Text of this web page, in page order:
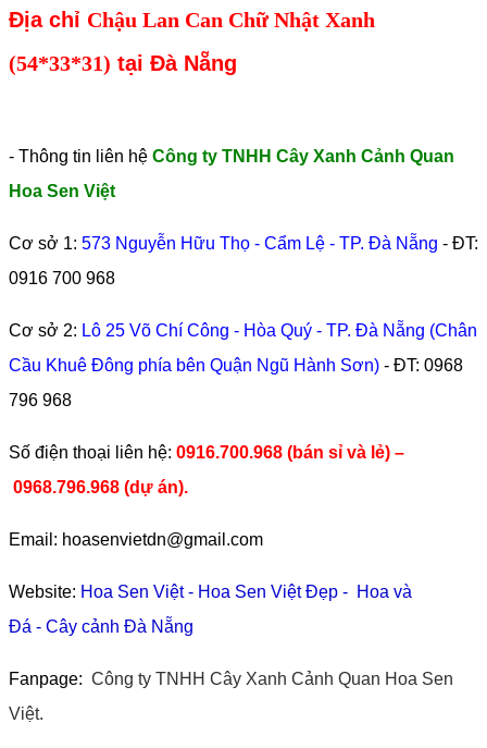
Địa chỉ Chậu Lan Can Chữ Nhật Xanh
(54*33*31) tại Đà Nẵng
- Thông tin liên hệ Công ty TNHH Cây Xanh Cảnh Quan
Hoa Sen Việt
Cơ sở 1: 573 Nguyễn Hữu Thọ - Cẩm Lệ - TP. Đà Nẵng - ĐT:
0916 700 968
Cơ sở 2: Lô 25 Võ Chí Công - Hòa Quý - TP. Đà Nẵng (Chân
Cầu Khuê Đông phía bên Quận Ngũ Hành Sơn) - ĐT: 0968
796 968
​Số điện thoại liên hệ: 0916.700.968 (bán sỉ và lẻ) –
0968.796.968 (dự án).
Email: hoasenvietdn@gmail.com
Website: Hoa Sen Việt- Hoa Sen Việt Đẹp - Hoa và
Đá - Cây cảnh Đà Nẵng
Fanpage: Công ty TNHH Cây Xanh Cảnh Quan Hoa Sen
Việt.